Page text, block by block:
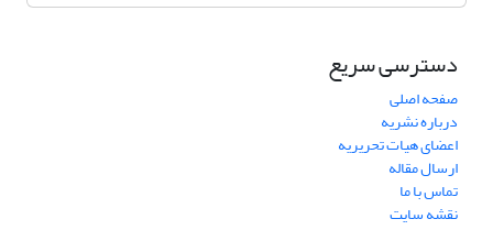
دسترسی سریع
صفحه اصلی
درباره نشریه
اعضای هیات تحریریه
ارسال مقاله
تماس با ما
نقشه سایت